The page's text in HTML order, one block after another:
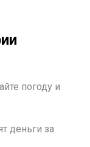
погоду и
деньги за